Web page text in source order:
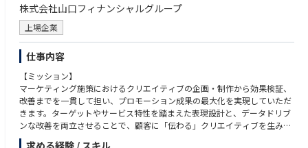
株式会社山口フィナンシャルグループ
上場企業
仕事内容
【ミッション】
マーケティング施策におけるクリエイティブの企画・制作から効果検証、
改善までを一貫して担い、プロモーション成果の最大化を実現していただ
きます。ターゲットやサービス特性を踏まえた表現設計と、データドリブ
ンな改善を両立させることで、顧客に「伝わる」クリエイティブを生み出
し続けることが求められます。